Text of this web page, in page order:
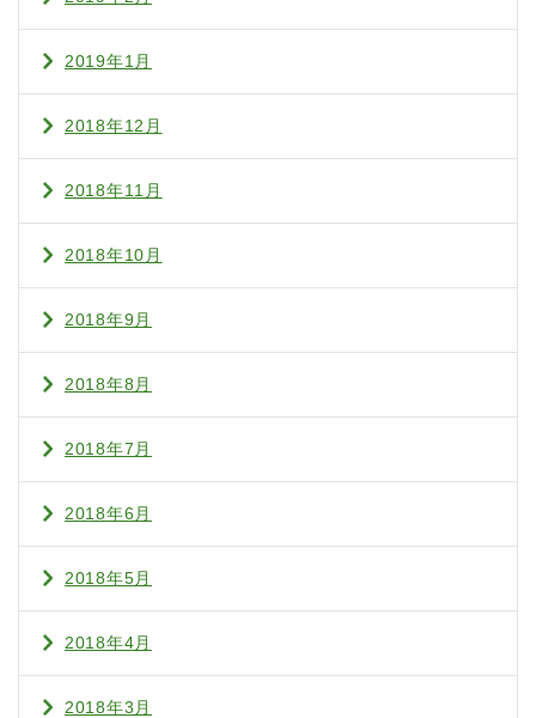
2019年1月
2018年12月
2018年11月
2018年10月
2018年9月
2018年8月
2018年7月
2018年6月
2018年5月
2018年4月
2018年3月